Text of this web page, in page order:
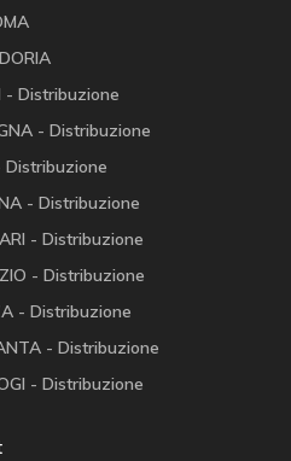
- Distribuzione
- Distribuzione
Distribuzione
- Distribuzione
- Distribuzione
- Distribuzione
- Distribuzione
- Distribuzione
- Distribuzione